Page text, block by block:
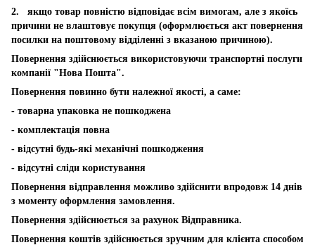
2. якщо товар повністю відповідає всім вимогам, але з якоїсь
причини не влаштовує покупця (оформлюється акт повернення
посилки на поштовому відділенні з вказаною причиною).
Повернення здійснюється використовуючи транспортні послуги
компанії "Нова Пошта".
Повернення повинно бути належної якості, а саме:
- товарна упаковка не пошкоджена
- комплектація повна
- відсутні будь-які механічні пошкодження
- відсутні сліди користування
Повернення відправлення можливо здійснити впродовж 14 днів
з моменту оформлення замовлення.
Повернення здійснюється за рахунок Відправника.
Повернення коштів здійснюється зручним для клієнта способом